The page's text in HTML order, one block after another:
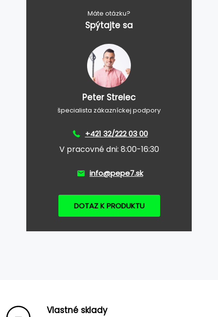
Máte otázku?
Spýtajte sa
Peter Strelec
špecialista zákazníckej podpory
+421 32/222 03 00
V pracovné dni: 8:00-16:30
info@pepe7.sk
DOTAZ K PRODUKTU
Vlastné sklady